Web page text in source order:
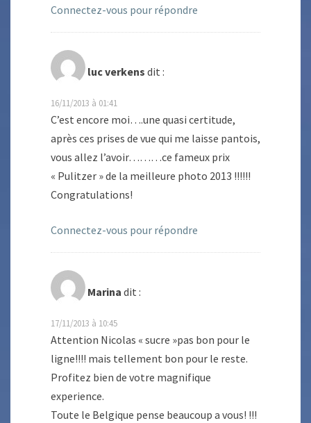
Connectez-vous pour répondre
luc verkens dit :
16/11/2013 à 01:41
C’est encore moi….une quasi certitude,
après ces prises de vue qui me laisse pantois,
vous allez l’avoir………ce fameux prix
« Pulitzer » de la meilleure photo 2013 !!!!!!
Congratulations!
Connectez-vous pour répondre
Marina dit :
17/11/2013 à 10:45
Attention Nicolas « sucre »pas bon pour le
ligne!!!! mais tellement bon pour le reste.
Profitez bien de votre magnifique
experience.
Toute le Belgique pense beaucoup a vous! !!!